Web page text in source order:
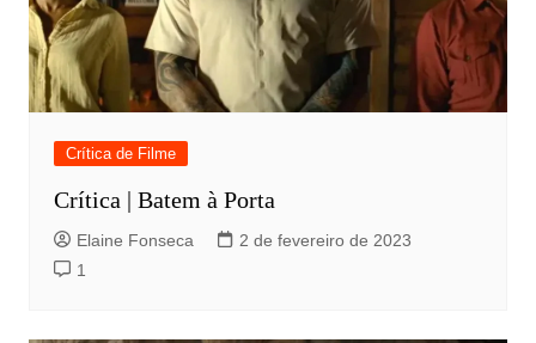
Crítica de Filme
Crítica | Batem à Porta
Elaine Fonseca
2 de fevereiro de 2023
1